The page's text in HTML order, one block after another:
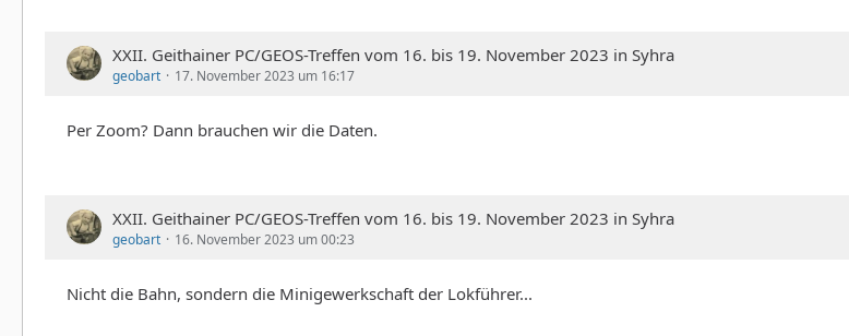
XXII. Geithainer PC/GEOS-Treffen vom 16. bis 19. November 2023 in Syhra
geobart 17. November 2023 um 16:17
Per Zoom? Dann brauchen wir die Daten.
XXII. Geithainer PC/GEOS-Treffen vom 16. bis 19. November 2023 in Syhra
geobart 16. November 2023 um 00:23
Nicht die Bahn, sondern die Minigewerkschaft der Lokführer...